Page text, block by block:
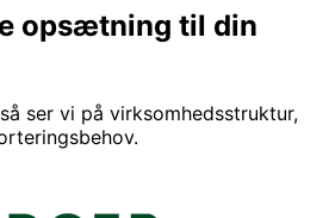
opsætning til din
ser vi på virksomhedsstruktur,